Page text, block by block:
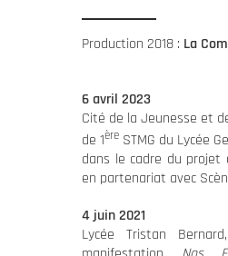
Production 2018 : La
6 avril 2023
Cité de la Jeunesse et
de 1ère STMG du Lycée
dans le cadre du projet
en partenariat avec
4 juin 2021
Lycée Tristan